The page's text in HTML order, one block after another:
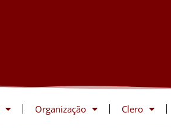
Organização Clero